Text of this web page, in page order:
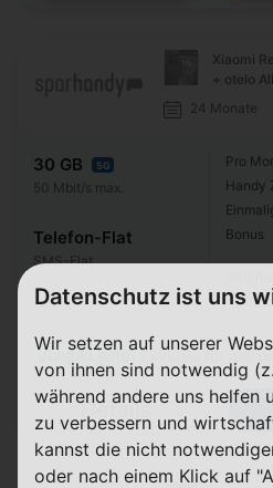
Xiaomi
+ otelo
24 Monate
30 GB 5G
50 Mbit/s max.
Telefon-Flat
SMS-Flat
Pro
Handy
Bonus
p.
Junge Leute Exklusiv für alle
Details
Datenschutz ist uns
Wir setzen auf unserer
von ihnen sind notwendig
während andere uns helfen
zu verbessern und
kannst die nicht
oder nach einem Klick auf